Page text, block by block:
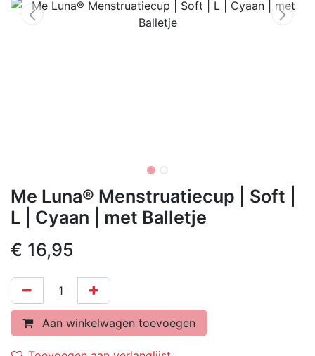
Me Luna® Menstruatiecup | Soft |
L | Cyaan | met Balletje
€ 16,95
Aan winkelwagen toevoegen